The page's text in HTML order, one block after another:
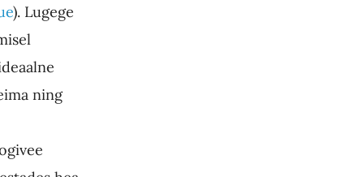
). Lugege
ning